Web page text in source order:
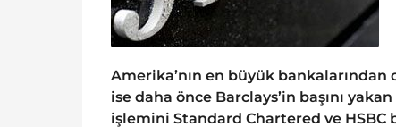
Amerika’nın en büyük
ise daha önce Barclays’in başını
işlemini Standard Chartered ve